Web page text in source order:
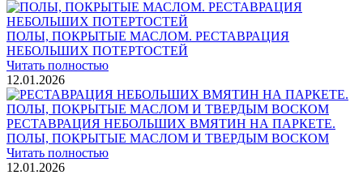
ПОЛЫ, ПОКРЫТЫЕ МАСЛОМ. РЕСТАВРАЦИЯ
НЕБОЛЬШИХ ПОТЕРТОСТЕЙ
Читать полностью
12.01.2026
РЕСТАВРАЦИЯ НЕБОЛЬШИХ ВМЯТИН НА ПАРКЕТЕ.
ПОЛЫ, ПОКРЫТЫЕ МАСЛОМ И ТВЕРДЫМ ВОСКОМ
Читать полностью
12.01.2026